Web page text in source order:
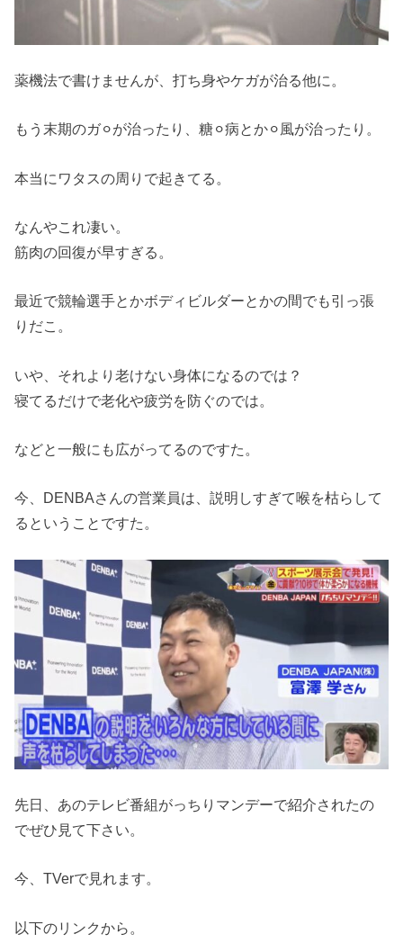
薬機法で書けませんが、打ち身やケガが治る他に。
もう末期のガ⚪︎が治ったり、糖⚪︎病とか⚪︎風が治ったり。
本当にワタスの周りで起きてる。
なんやこれ凄い。
筋肉の回復が早すぎる。
最近で競輪選手とかボディビルダーとかの間でも引っ張
りだこ。
いや、それより老けない身体になるのでは？
寝てるだけで老化や疲労を防ぐのでは。
などと一般にも広がってるのですた。
今、DENBAさんの営業員は、説明しすぎて喉を枯らして
るということですた。
先日、あのテレビ番組がっちりマンデーで紹介されたの
でぜひ見て下さい。
今、TVerで見れます。
以下のリンクから。